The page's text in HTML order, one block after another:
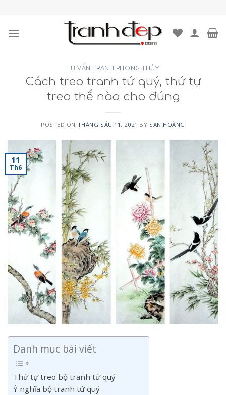
content
TƯ VẤN TRANH PHONG THỦY
Cách treo tranh tứ quý, thứ tự
treo thế nào cho đúng
POSTED ON THÁNG SÁU 11, 2021 BY SAN HOÀNG
11
Th6
Danh mục bài viết
Thứ tự treo bộ tranh tứ quý
Ý nghĩa bộ tranh tứ quý